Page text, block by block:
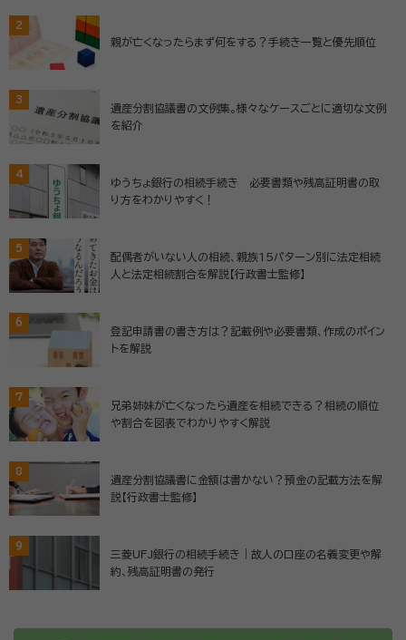
2
親が亡くなったらまず何をする？手続き一覧と優先順位
3
遺産分割協議書の文例集。様々なケースごとに適切な文例
を紹介
4
ゆうちょ銀行の相続手続き 必要書類や残高証明書の取
り方をわかりやすく！
5
配偶者がいない人の相続、親族15パターン別に法定相続
人と法定相続割合を解説【行政書士監修】
6
登記申請書の書き方は？記載例や必要書類、作成のポイン
トを解説
7
兄弟姉妹が亡くなったら遺産を相続できる？相続の順位
や割合を図表でわかりやすく解説
8
遺産分割協議書に金額は書かない？預金の記載方法を解
説【行政書士監修】
9
三菱UFJ銀行の相続手続き｜故人の口座の名義変更や解
約、残高証明書の発行